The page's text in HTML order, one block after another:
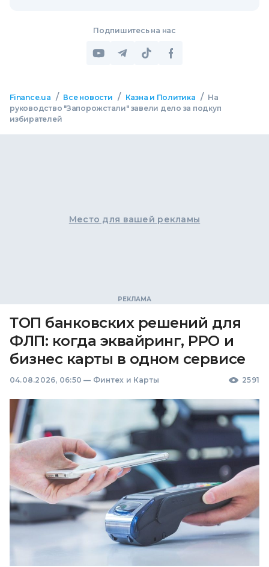
Подпишитесь на нас
Finance.ua / Все новости / Казна и Политика / На
руководство "Запорожстали" завели дело за подкуп
избирателей
Место для вашей рекламы
ТОП банковских решений для
ФЛП: когда эквайринг, РРО и
бизнес карты в одном сервисе
04.08.2026, 06:50 — Финтех и Карты 2591